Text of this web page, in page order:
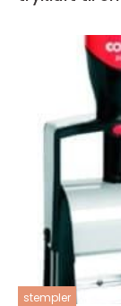
stempler